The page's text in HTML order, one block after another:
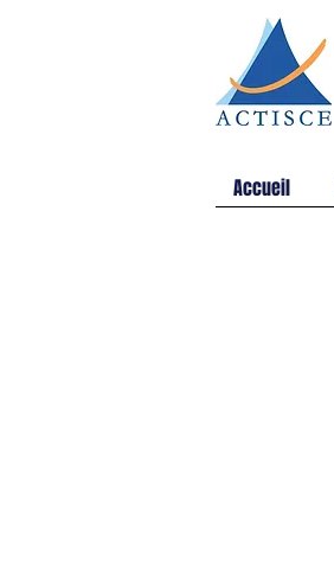
Accueil